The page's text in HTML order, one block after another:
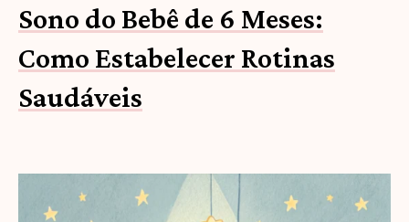
Sono do Bebê de 6 Meses:
Como Estabelecer Rotinas
Saudáveis